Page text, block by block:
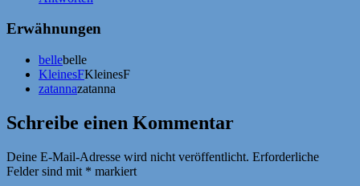
Erwähnungen
bellebelle
KleinesFKleinesF
zatannazatanna
Schreibe einen Kommentar
Deine E-Mail-Adresse wird nicht veröffentlicht. Erforderliche
Felder sind mit * markiert